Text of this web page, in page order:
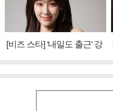
[비즈 스타] '내일도 출근' 강